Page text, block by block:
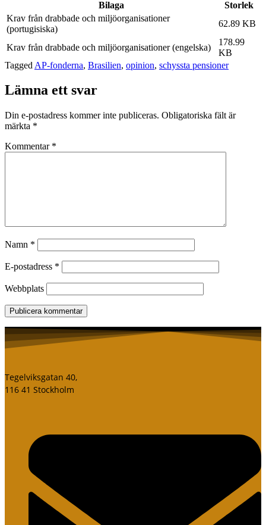
Bilaga
Storlek
Krav från drabbade och miljöorganisationer
(portugisiska)
62.89 KB
Krav från drabbade och miljöorganisationer (engelska)
178.99
KB
Tagged AP-fonderna, Brasilien, opinion, schyssta pensioner
Lämna ett svar
Din e-postadress kommer inte publiceras. Obligatoriska fält är
märkta *
Kommentar *
Namn *
E-postadress *
Webbplats
Tegelviksgatan 40,
116 41 Stockholm